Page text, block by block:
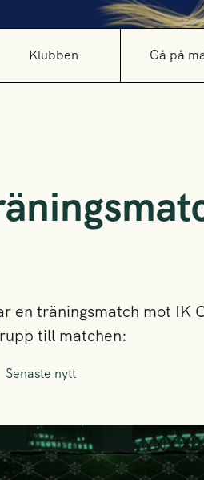
Klubben Gå på
en träningsmatch mot IK
till matchen:
Senaste nytt